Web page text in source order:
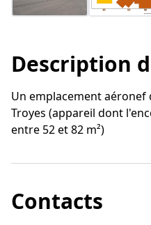
Description
Un emplacement
Troyes (appareil dont
entre 52 et 82 m²)
Contacts